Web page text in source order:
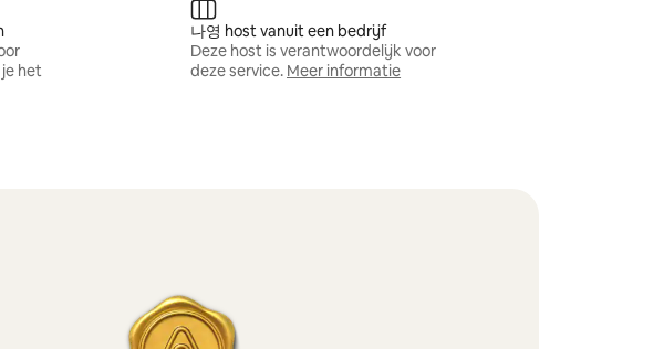
het
나영 host vanuit een bedrijf
Deze host is verantwoordelijk voor
deze service. Meer informatie